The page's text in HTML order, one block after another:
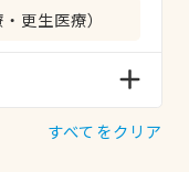
更生医療）
すべてをクリア